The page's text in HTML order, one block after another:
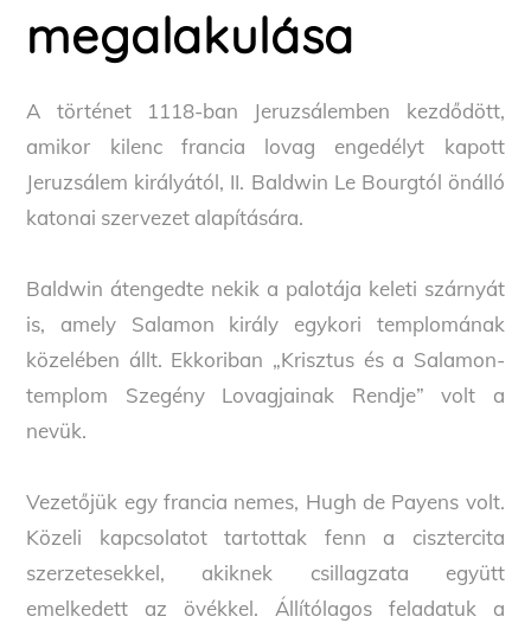
megalakulása
A történet 1118-ban Jeruzsálemben kezdődött,
amikor kilenc francia lovag engedélyt kapott
Jeruzsálem királyától, II. Baldwin Le Bourgtól önálló
katonai szervezet alapítására.
Baldwin átengedte nekik a palotája keleti szárnyát
is, amely Salamon király egykori templomának
közelében állt. Ekkoriban „Krisztus és a Salamon-
templom Szegény Lovagjainak Rendje” volt a
nevük.
Vezetőjük egy francia nemes, Hugh de Payens volt.
Közeli kapcsolatot tartottak fenn a cisztercita
szerzetesekkel, akiknek csillagzata együtt
emelkedett az övékkel. Állítólagos feladatuk a